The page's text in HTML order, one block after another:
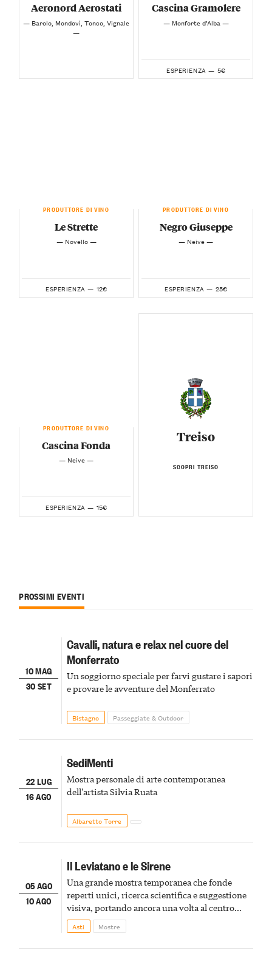
Aeronord Aerostati
— Barolo, Mondovì, Tonco, Vignale
—
Cascina Gramolere
— Monforte d’Alba —
ESPERIENZA — 5€
PRODUTTORE DI VINO
Le Strette
— Novello —
ESPERIENZA — 12€
PRODUTTORE DI VINO
Negro Giuseppe
— Neive —
ESPERIENZA — 25€
PRODUTTORE DI VINO
Cascina Fonda
— Neive —
ESPERIENZA — 15€
Treiso
SCOPRI TREISO
PROSSIMI EVENTI
10 MAG
30 SET
Cavalli, natura e relax nel cuore del
Monferrato
Un soggiorno speciale per farvi gustare i sapori
e provare le avventure del Monferrato
Bistagno Passeggiate & Outdoor
22 LUG
16 AGO
SediMenti
Mostra personale di arte contemporanea
dell'artista Silvia Ruata
Albaretto Torre
05 AGO
10 AGO
Il Leviatano e le Sirene
Una grande mostra temporanea che fonde
reperti unici, ricerca scientifica e suggestione
visiva, portando ancora una volta al centro
della scena le meraviglie del passato astigiano
Asti Mostre